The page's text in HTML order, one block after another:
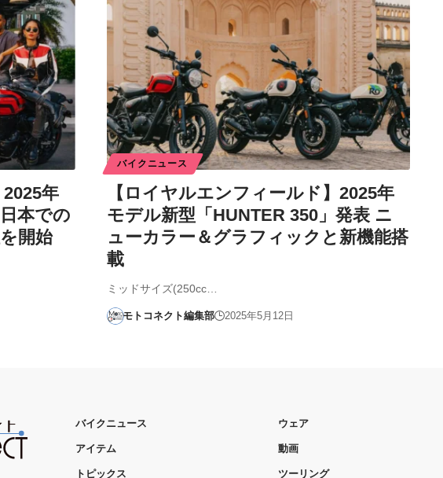
年
本での
開始
バイクニュース
【ロイヤルエンフィールド】2025年
モデル新型「HUNTER 350」発表 ニ
ューカラー＆グラフィックと新機能搭
載
ミッドサイズ(250cc…
モトコネクト編集部 2025年5月12日
バイクニュース
アイテム
トピックス
ウェア
動画
ツーリング